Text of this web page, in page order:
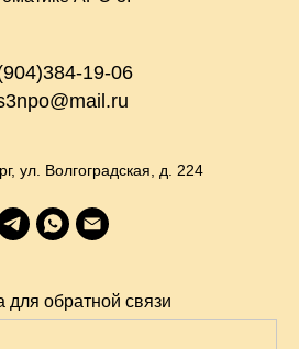
19-06
ул. Волгоградская, д. 224
обратной связи